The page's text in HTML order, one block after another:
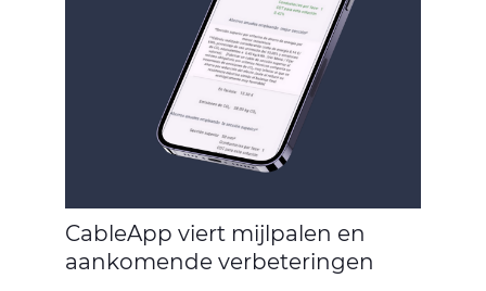
CableApp viert mijlpalen en
aankomende verbeteringen